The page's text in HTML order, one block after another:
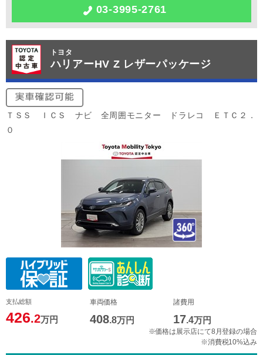
03-3995-2761
トヨタ
ハリアーHV Z レザーパッケージ
ＴＳＳ ＩＣＳ ナビ 全周囲モニター ドラレコ ＥＴＣ２．
０
支払総額
426.2万円
車両価格
408.8万円
諸費用
17.4万円
※価格は展示店にて8月登録の場合
※消費税10%込み